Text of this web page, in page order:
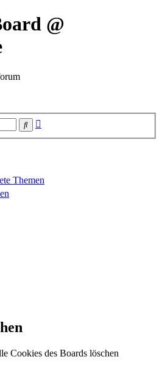
@
Suche
Themen
Cookies des Boards löschen